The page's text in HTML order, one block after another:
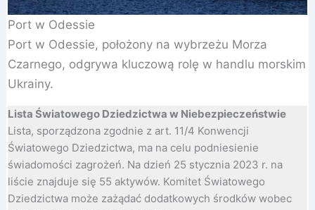
Port w Odessie
Port w Odessie, położony na wybrzeżu Morza
Czarnego, odgrywa kluczową rolę w handlu morskim
Ukrainy.
Lista Światowego Dziedzictwa w Niebezpieczeństwie
Lista, sporządzona zgodnie z art. 11/4 Konwencji
Światowego Dziedzictwa, ma na celu podniesienie
świadomości zagrożeń. Na dzień 25 stycznia 2023 r. na
liście znajduje się 55 aktywów. Komitet Światowego
Dziedzictwa może zażądać dodatkowych środków wobec